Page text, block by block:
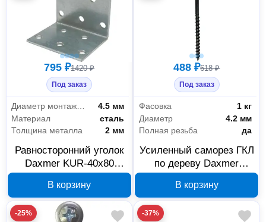
795 ₽1420 ₽
Под заказ
4.5 мм
Материал
сталь
Толщина металла
2 мм
Равносторонний уголок
Daxmer KUR-40х80
В корзину
488 ₽618 ₽
Под заказ
Фасовка
1 кг
Диаметр
4.2 мм
Полная резьба
да
Усиленный саморез ГКЛ
по дереву Daxmer
В корзину
-25% -37%